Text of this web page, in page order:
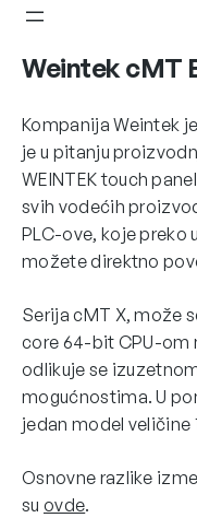
Weintek cMT
Kompanija Weintek
je u pitanju
WEINTEK touch
svih vodećih
PLC-ove, koje preko
možete direktno
Serija cMT X, može
core 64-bit CPU-om
odlikuje se
mogućnostima. U
jedan model veličine
Osnovne razlike
su ovde.